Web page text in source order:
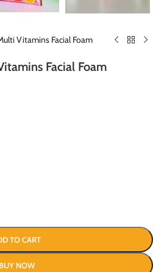
Vitamins Facial Foam
Facial Foam
TO CART
BUY NOW